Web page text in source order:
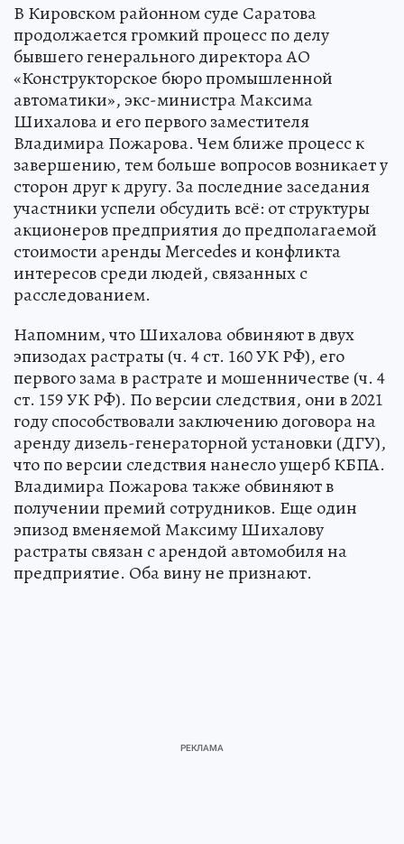
В Кировском районном суде Саратова
продолжается громкий процесс по делу
бывшего генерального директора АО
«Конструкторское бюро промышленной
автоматики», экс-министра Максима
Шихалова и его первого заместителя
Владимира Пожарова. Чем ближе процесс к
завершению, тем больше вопросов возникает у
сторон друг к другу. За последние заседания
участники успели обсудить всё: от структуры
акционеров предприятия до предполагаемой
стоимости аренды Mercedes и конфликта
интересов среди людей, связанных с
расследованием.
Напомним, что Шихалова обвиняют в двух
эпизодах растраты (ч. 4 ст. 160 УК РФ), его
первого зама в растрате и мошенничестве (ч. 4
ст. 159 УК РФ). По версии следствия, они в 2021
году способствовали заключению договора на
аренду дизель-генераторной установки (ДГУ),
что по версии следствия нанесло ущерб КБПА.
Владимира Пожарова также обвиняют в
получении премий сотрудников. Еще один
эпизод вменяемой Максиму Шихалову
растраты связан с арендой автомобиля на
предприятие. Оба вину не признают.